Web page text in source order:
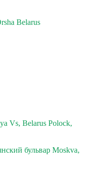
Belarus
Vs, Belarus Polock,
бульвар Moskva,